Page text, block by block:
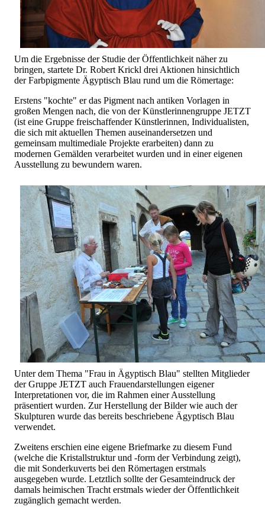
Um die Ergebnisse der Studie der Öffentlichkeit näher zu
bringen, startete Dr. Robert Krickl drei Aktionen hinsichtlich
der Farbpigmente Ägyptisch Blau rund um die Römertage:
Erstens "kochte" er das Pigment nach antiken Vorlagen in
großen Mengen nach, die von der Künstlerinnengruppe JETZT
(ist eine Gruppe freischaffender Künstlerinnen, Individualisten,
die sich mit aktuellen Themen auseinandersetzen und
gemeinsam multimediale Projekte erarbeiten) dann zu
modernen Gemälden verarbeitet wurden und in einer eigenen
Ausstellung zu bewundern waren.
Unter dem Thema "Frau in Ägyptisch Blau" stellten Mitglieder
der Gruppe JETZT auch Frauendarstellungen eigener
Interpretationen vor, die im Rahmen einer Ausstellung
präsentiert wurden. Zur Herstellung der Bilder wie auch der
Skulpturen wurde das bereits beschriebene Ägyptisch Blau
verwendet.
Zweitens erschien eine eigene Briefmarke zu diesem Fund
(welche die Kristallstruktur und -form der Verbindung zeigt),
die mit Sonderkuverts bei den Römertagen erstmals
ausgegeben wurde. Letztlich sollte der Gesamteindruck der
damals heimischen Tracht erstmals wieder der Öffentlichkeit
zugänglich gemacht werden.